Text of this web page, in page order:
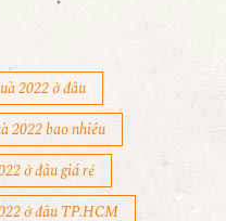
2022 ở đâu
2022 bao nhiêu
ở đâu giá rẻ
ở đâu TP.HCM